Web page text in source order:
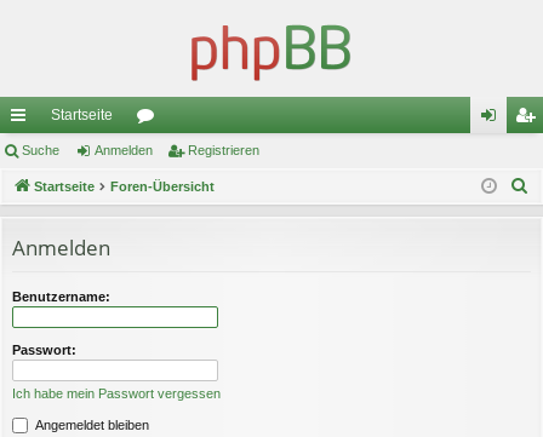
ch
ne
ug
riff
Startseite
or
en m ist
Suche Anmelden Registrieren
Startseite Foren-Übersicht
Anmelden
Benutzername:
Passwort:
Ich habe mein Passwort vergessen
Angemeldet bleiben